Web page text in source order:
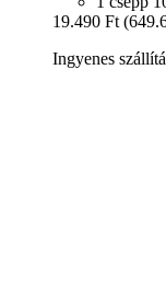
19.490 Ft
Ingyenes